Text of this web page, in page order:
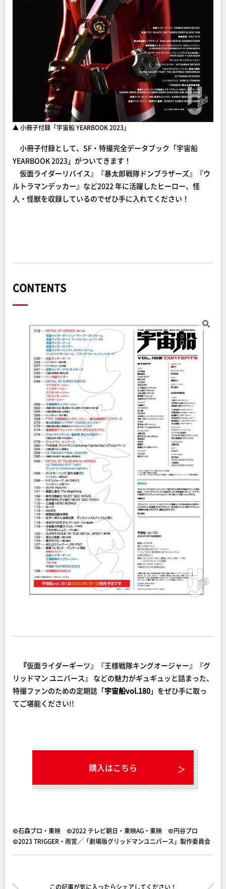
▲ 小冊子付録「宇宙船 YEARBOOK 2023」
小冊子付録として、SF・特撮完全データブック「宇宙船
YEARBOOK 2023」がついてきます！
仮面ライダーリバイス』『暴太郎戦隊ドンブラザーズ』『ウ
ルトラマンデッカー』など2022 年に活躍したヒーロー、怪
人・怪獣を収録しているのでぜひ手に入れてください！
CONTENTS
『仮面ライダーギーツ』『王様戦隊キングオージャー』『グ
リッドマン ユニバース』 などの魅力がギュギュッと詰まった、
特撮ファンのための定期誌「宇宙船vol.180」をぜひ手に取っ
てご堪能ください!!
購入はこちら
©石森プロ・東映 ©2022 テレビ朝日・東映AG・東映 ©円谷プロ
©2023 TRIGGER・雨宮／「劇場版グリッドマンユニバース」製作委員会
この記事が気に入ったらシェアしてください！